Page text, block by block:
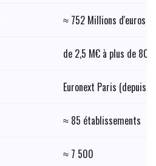
≈ 752 Millions d'euros
de 2,5 M€ à plus de
Euronext Paris (depuis
≈ 85 établissements
≈ 7 500